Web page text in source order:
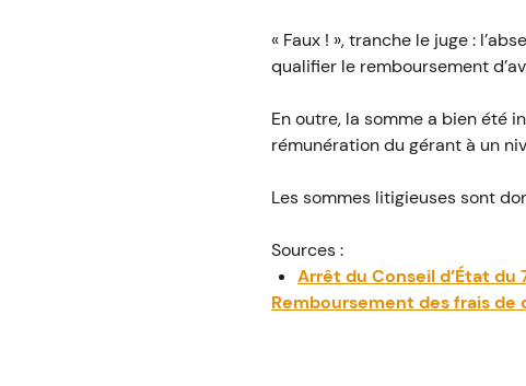
« Faux ! », tranche le juge :
qualifier le remboursement
En outre, la somme a bien été
rémunération du gérant à un
Les sommes litigieuses sont
Sources :
Arrêt du Conseil d’État du
Remboursement des frais